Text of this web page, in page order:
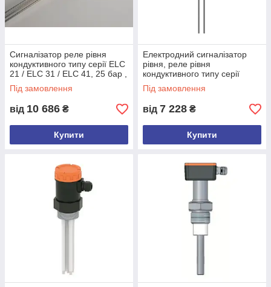
Сигналізатор реле рівня
кондуктивного типу серії ELC
21 / ELC 31 / ELC 41, 25 бар ,
200°C
Під замовлення
від 10 686 ₴
Купити
Електродний сигналізатор
рівня, реле рівня
кондуктивного типу серії
ELCm
Під замовлення
від 7 228 ₴
Купити